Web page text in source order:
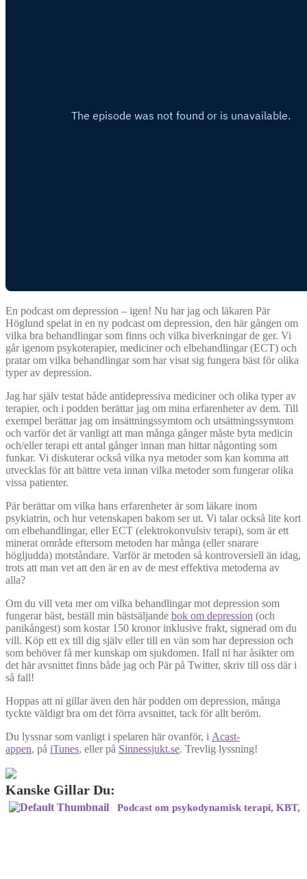
En podcast om depression – igen! Nu har jag och läkaren Pär
Höglund spelat in en ny podcast om depression, den här gången om
vilka bra behandlingar som finns och vilka biverkningar de ger. Vi
går igenom psykoterapier, mediciner och elbehandlingar (ECT) och
pratar om vilka behandlingar som har visat sig fungera bäst för olika
typer av depression.
Jag har själv testat både antidepressiva mediciner och olika typer av
terapier, och i podden berättar jag om mina erfarenheter av dem. Till
exempel berättar jag om insättningssymtom och utsättningssymtom
och varför det är vanligt att man många gånger måste byta medicin
och/eller terapi ett antal gånger innan man hittar någonting som
funkar. Vi diskuterar också vilka nya metoder som kan komma att
utvecklas för att bättre veta innan vilka metoder som fungerar olika
vissa patienter.
Pär berättar om vilka hans erfarenheter är som läkare inom
psykiatrin, och hur vetenskapen bakom ser ut. Vi talar också lite kort
om elbehandlingar, eller ECT (elektrokonvulsiv terapi), som är ett
minerat område eftersom metoden har många (eller snarare
högljudda) motståndare. Varför är metoden så kontroversiell än idag,
trots att man vet att den är en av de mest effektiva metoderna av
alla?
Om du vill veta mer om vilka behandlingar mot depression som
fungerar bäst, beställ min bästsäljande bok om depression (och
panikångest) som kostar 150 kronor inklusive frakt, signerad om du
vill. Köp ett ex till dig själv eller till en vän som har depression och
som behöver få mer kunskap om sjukdomen. Ifall ni har åsikter om
det här avsnittet finns både jag och Pär på Twitter, skriv till oss där i
så fall!
Hoppas att ni gillar även den här podden om depression, många
tyckte väldigt bra om det förra avsnittet, tack för allt beröm.
Du lyssnar som vanligt i spelaren här ovanför, i Acast-
appen, på iTunes, eller på Sinnessjukt.se. Trevlig lyssning!
Kanske Gillar Du:
Podcast om psykodynamisk terapi, KBT,